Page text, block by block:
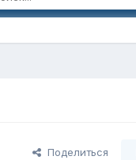
Поделиться